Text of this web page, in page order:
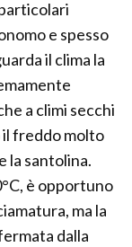
e spesso
il clima la
a climi secchi
freddo molto
la santolina.
è opportuno
ma la
dalla